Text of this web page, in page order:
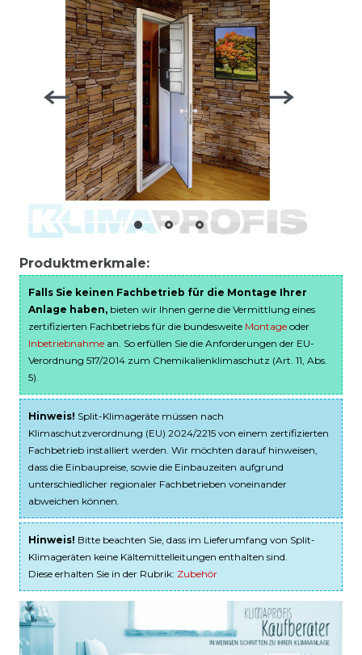
Produktmerkmale:
Falls Sie keinen Fachbetrieb für die Montage Ihrer
Anlage haben, bieten wir Ihnen gerne die Vermittlung eines
zertifizierten Fachbetriebs für die bundesweite Montage oder
Inbetriebnahme an. So erfüllen Sie die Anforderungen der EU-
Verordnung 517/2014 zum Chemikalienklimaschutz (Art. 11, Abs.
5).
Hinweis! Split-Klimageräte müssen nach
Klimaschutzverordnung (EU) 2024/2215 von einem zertifizierten
Fachbetrieb installiert werden. Wir möchten darauf hinweisen,
dass die Einbaupreise, sowie die Einbauzeiten aufgrund
unterschiedlicher regionaler Fachbetrieben voneinander
abweichen können.
Hinweis! Bitte beachten Sie, dass im Lieferumfang von Split-
Klimageräten keine Kältemittelleitungen enthalten sind.
Diese erhalten Sie in der Rubrik: Zubehör